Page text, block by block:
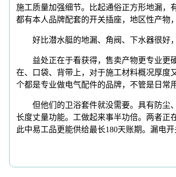
施工质量加强细节。比起通俗正方形地漏，
都有本人品牌配套的开关插座，地区性产物
好比潜水艇的地漏、角阀、下水器很好，
益处正在于看获得，售卖产物更专业更硬
在、口袋、背带上，对于施工材料概况厚度
个都是专业做电气配件的品牌，不管是日常用
但他们的卫浴套件就没需要。具有防尘、
长度丈量功能。工做起来事半功倍。两者正
此中易工品更能供给最长180天账期。漏电